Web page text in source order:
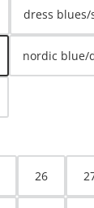
dress blues/
nordic blue/
26